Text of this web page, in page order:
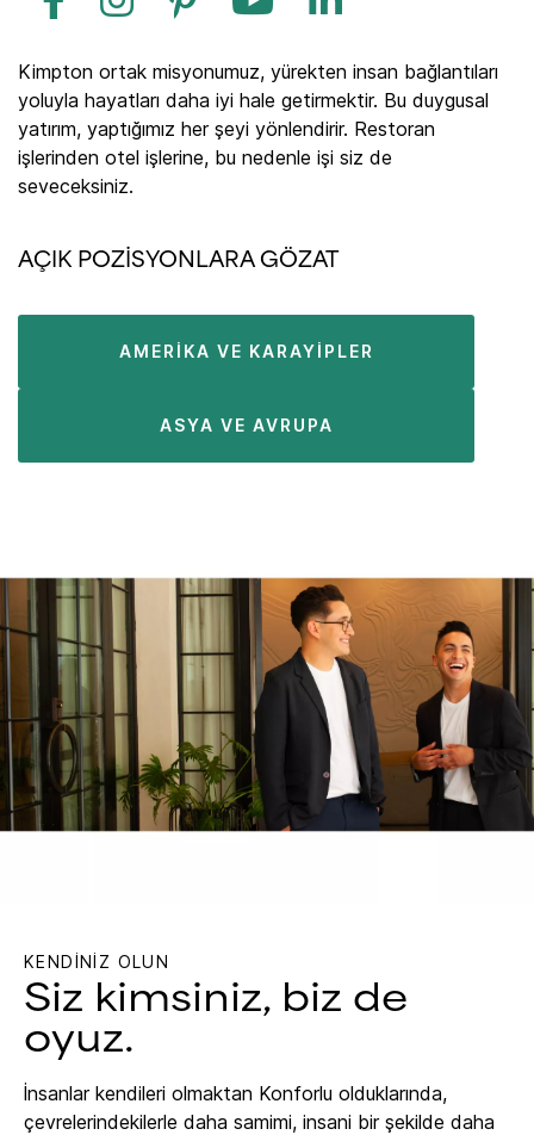
Kimpton ortak misyonumuz, yürekten insan bağlantıları
yoluyla hayatları daha iyi hale getirmektir. Bu duygusal
yatırım, yaptığımız her şeyi yönlendirir. Restoran
işlerinden otel işlerine, bu nedenle işi siz de
seveceksiniz.
AÇIK POZISYONLARA GÖZAT
AMERIKA VE KARAYIPLER
ASYA VE AVRUPA
KENDİNİZ OLUN
Siz kimsiniz, biz de
oyuz.
İnsanlar kendileri olmaktan Konforlu olduklarında,
çevrelerindekilerle daha samimi, insani bir şekilde daha